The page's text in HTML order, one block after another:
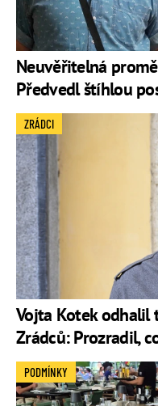
Neuvěřitelná
Předvedl štíhlou
Vojta Kotek odhalil
Zrádců: Prozradil,
ZRÁDCI
PODMÍNKY